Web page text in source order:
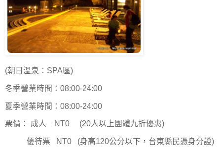
(朝日溫泉：SPA區)
冬季營業時間：08:00-24:00
夏季營業時間：08:00-24:00
票價： 成人 NT0 (20人以上團體九折優惠)
優待票 NT0 (身高120公分以下，台東縣民憑身分證)